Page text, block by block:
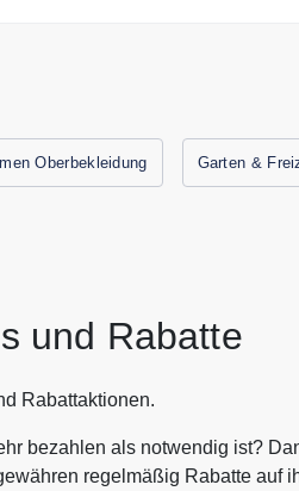
Oberbekleidung Garten &
und Rabatte
Rabattaktionen.
bezahlen als notwendig ist?
regelmäßig Rabatte auf